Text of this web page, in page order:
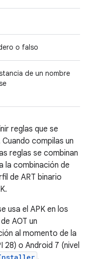
o falso
de un nombre
reglas que se
compilas un
reglas se combinan
la combinación de
de ART binario
usa el APK en los
AOT un
al momento de la
28) o Android 7 (nivel